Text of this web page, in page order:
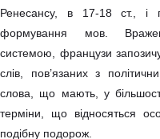
Ренесансу, в 17-18 ст., і
формування мов.
системою, французи
слів, пов’язаних з
слова, що мають, у
терміни, що відносяться
подібну подорож.